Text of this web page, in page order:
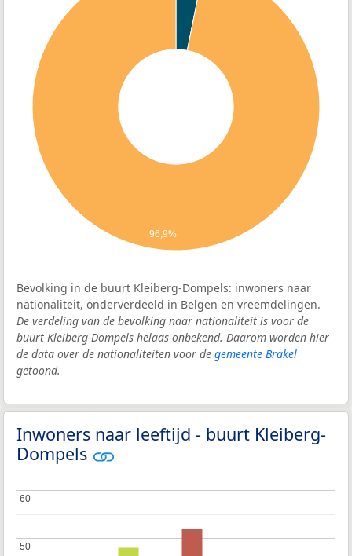
96,9%
Bevolking in de buurt Kleiberg-Dompels: inwoners naar
nationaliteit, onderverdeeld in Belgen en vreemdelingen.
De verdeling van de bevolking naar nationaliteit is voor de
buurt Kleiberg-Dompels helaas onbekend. Daarom worden hier
de data over de nationaliteiten voor de gemeente Brakel
getoond.
Inwoners naar leeftijd - buurt Kleiberg-
Dompels
50
50
60
60